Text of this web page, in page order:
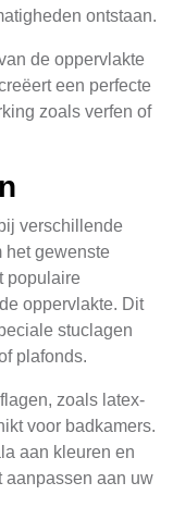
ontstaan.
de oppervlakte
een perfecte
zoals verfen of
verschillende
het gewenste
populaire
oppervlakte. Dit
stuclagen
plafonds.
zoals latex-
voor badkamers.
aan kleuren en
aanpassen aan uw